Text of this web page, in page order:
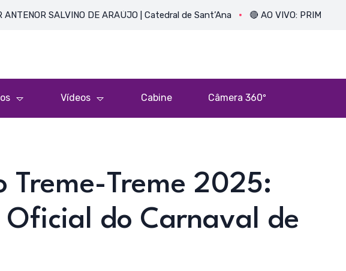
SALVINO DE ARAÚJO | Catedral de Sant’Ana 🔴 AO VIVO: PRIMEIRA MISSA
Vídeos Cabine Câmera 360º
Treme-Treme 2025:
Oficial do Carnaval de